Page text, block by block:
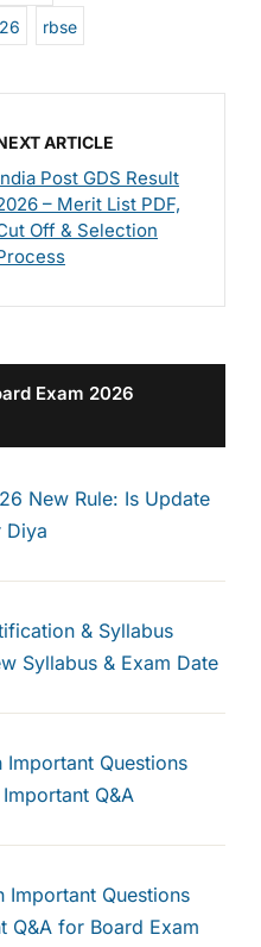
rbse
ARTICLE
Post GDS Result
– Merit List PDF,
Off & Selection
Exam 2026
New Rule: Is Update
Diya
& Syllabus
Syllabus & Exam Date
Important Questions
Q&A
Important Questions
Q&A for Board Exam